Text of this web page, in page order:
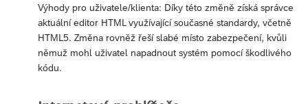
Výhody pro uživatele/klienta: Díky této změně získá správce
aktuální editor HTML využívající současné standardy, včetně
HTML5. Změna rovněž řeší slabé místo zabezpečení, kvůli
němuž mohl uživatel napadnout systém pomocí škodlivého
kódu.